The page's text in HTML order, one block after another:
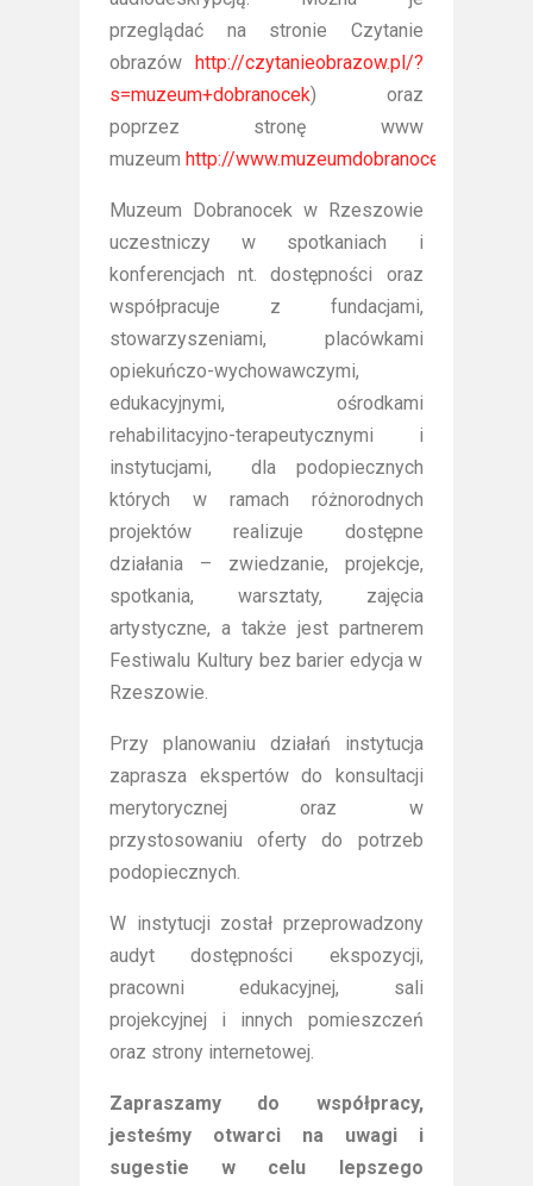
przeglądać na stronie Czytanie
obrazów
http://czytanieobrazow.pl/?
s=muzeum+dobranocek) oraz
poprzez stronę www
muzeum http://www.muzeumdobranocek.pl/
Muzeum Dobranocek w Rzeszowie
uczestniczy w spotkaniach i
konferencjach nt. dostępności oraz
współpracuje z fundacjami,
stowarzyszeniami, placówkami
opiekuńczo-wychowawczymi,
edukacyjnymi, ośrodkami
rehabilitacyjno-terapeutycznymi i
instytucjami, dla podopiecznych
których w ramach różnorodnych
projektów realizuje dostępne
działania – zwiedzanie, projekcje,
spotkania, warsztaty, zajęcia
artystyczne, a także jest partnerem
Festiwalu Kultury bez barier edycja w
Rzeszowie.
Przy planowaniu działań instytucja
zaprasza ekspertów do konsultacji
merytorycznej oraz w
przystosowaniu oferty do potrzeb
podopiecznych.
W instytucji został przeprowadzony
audyt dostępności ekspozycji,
pracowni edukacyjnej, sali
projekcyjnej i innych pomieszczeń
oraz strony internetowej.
Zapraszamy do współpracy,
jesteśmy otwarci na uwagi i
sugestie w celu lepszego